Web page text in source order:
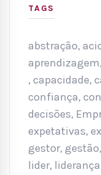
TAGS
abstração,
aprendizagem,
, capacidade,
confiança,
decisões,
expetativas,
gestor, gestão,
lider, liderança